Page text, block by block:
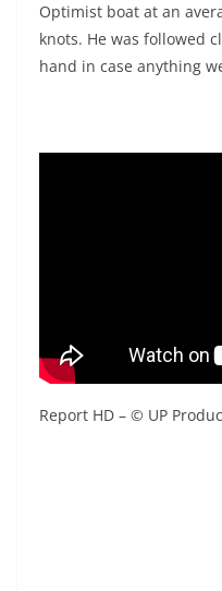
Optimist boat at an
knots. He was followed
hand in case anything
Report HD – © UP